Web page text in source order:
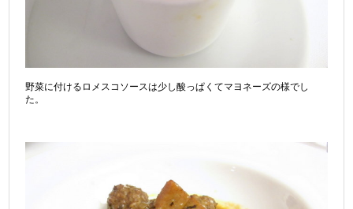
野菜に付けるロメスコソースは少し酸っぱくてマヨネーズの様でし
た。